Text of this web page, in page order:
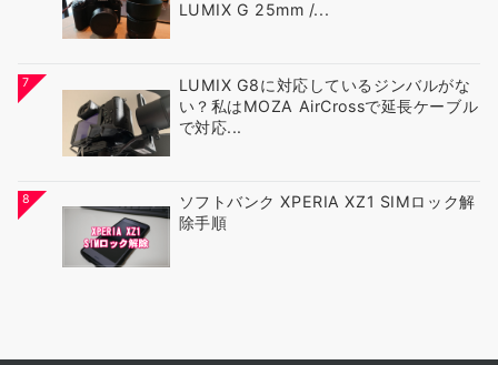
LUMIX G 25mm /...
7
LUMIX G8に対応しているジンバルがな
い？私はMOZA AirCrossで延長ケーブル
で対応...
8
ソフトバンク XPERIA XZ1 SIMロック解
除手順